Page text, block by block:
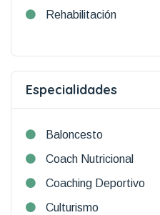
Rehabilitación
Especialidades
Baloncesto
Coach Nutricional
Coaching Deportivo
Culturismo